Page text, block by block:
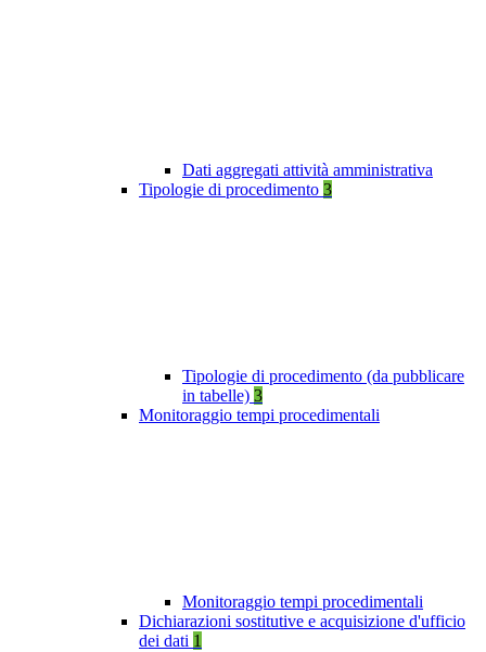
Dati aggregati attività amministrativa
Tipologie di procedimento 3
Tipologie di procedimento (da pubblicare
in tabelle) 3
Monitoraggio tempi procedimentali
Monitoraggio tempi procedimentali
Dichiarazioni sostitutive e acquisizione d'ufficio
dei dati 1